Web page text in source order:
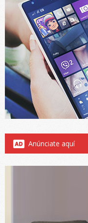
Anúnciate aquí